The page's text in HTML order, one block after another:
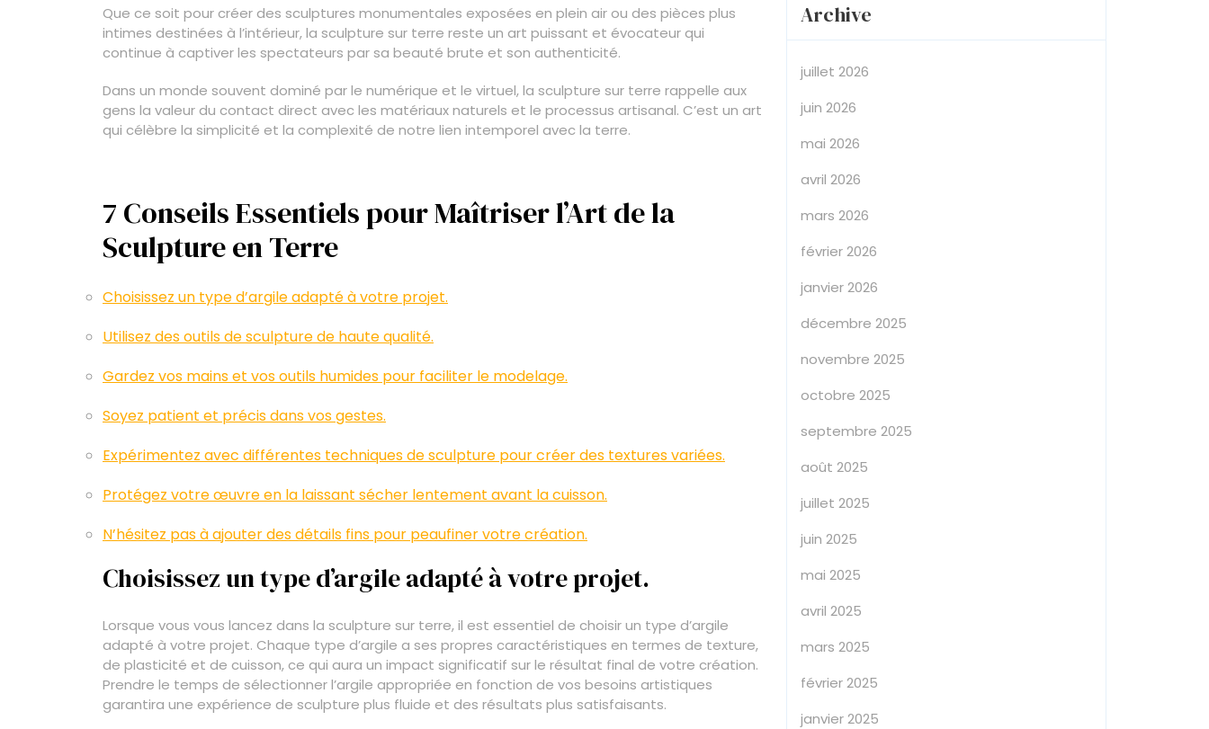
Que ce soit pour créer des sculptures monumentales exposées en plein air ou des pièces plus
intimes destinées à l’intérieur, la sculpture sur terre reste un art puissant et évocateur qui
continue à captiver les spectateurs par sa beauté brute et son authenticité.
Dans un monde souvent dominé par le numérique et le virtuel, la sculpture sur terre rappelle aux
gens la valeur du contact direct avec les matériaux naturels et le processus artisanal. C’est un art
qui célèbre la simplicité et la complexité de notre lien intemporel avec la terre.
7 Conseils Essentiels pour Maîtriser l’Art de la
Sculpture en Terre
Choisissez un type d’argile adapté à votre projet.
Utilisez des outils de sculpture de haute qualité.
Gardez vos mains et vos outils humides pour faciliter le modelage.
Soyez patient et précis dans vos gestes.
Expérimentez avec différentes techniques de sculpture pour créer des textures variées.
Protégez votre œuvre en la laissant sécher lentement avant la cuisson.
N’hésitez pas à ajouter des détails fins pour peaufiner votre création.
Choisissez un type d’argile adapté à votre projet.
Lorsque vous vous lancez dans la sculpture sur terre, il est essentiel de choisir un type d’argile
adapté à votre projet. Chaque type d’argile a ses propres caractéristiques en termes de texture,
de plasticité et de cuisson, ce qui aura un impact significatif sur le résultat final de votre création.
Prendre le temps de sélectionner l’argile appropriée en fonction de vos besoins artistiques
garantira une expérience de sculpture plus fluide et des résultats plus satisfaisants.
Archive
juillet 2026
juin 2026
mai 2026
avril 2026
mars 2026
février 2026
janvier 2026
décembre 2025
novembre 2025
octobre 2025
septembre 2025
août 2025
juillet 2025
juin 2025
mai 2025
avril 2025
mars 2025
février 2025
janvier 2025